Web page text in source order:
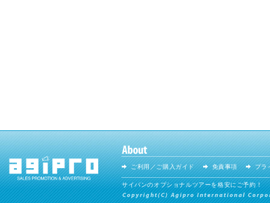
ご利用／ご購入ガイド 免責事項 プラ
サイパンのオプショナルツアーを格安にご予約！